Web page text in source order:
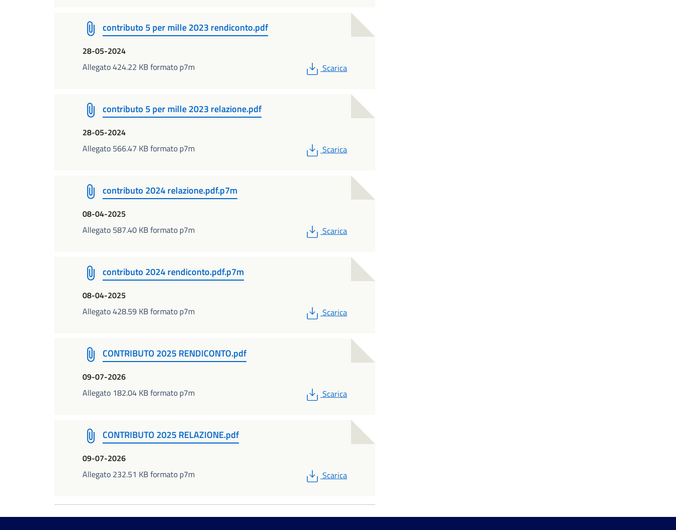
contributo 5 per mille 2023 rendiconto.pdf
28-05-2024
Allegato 424.22 KB formato p7m
PDF
Scarica
contributo 5 per mille 2023 relazione.pdf
28-05-2024
Allegato 566.47 KB formato p7m
PDF
Scarica
contributo 2024 relazione.pdf.p7m
08-04-2025
Allegato 587.40 KB formato p7m
PDF
Scarica
contributo 2024 rendiconto.pdf.p7m
08-04-2025
Allegato 428.59 KB formato p7m
PDF
Scarica
CONTRIBUTO 2025 RENDICONTO.pdf
09-07-2026
Allegato 182.04 KB formato p7m
PDF
Scarica
CONTRIBUTO 2025 RELAZIONE.pdf
09-07-2026
Allegato 232.51 KB formato p7m
PDF
Scarica